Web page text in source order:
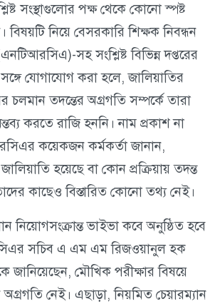
সংস্থাগুলোর পক্ষ থেকে কোনো স্পষ্ট
বিষয়টি নিয়ে বেসরকারি শিক্ষক নিবন্ধন
সহ সংশ্লিষ্ট বিভিন্ন দপ্তরের
যোগাযোগ করা হলে, জালিয়াতির
চলমান তদন্তের অগ্রগতি সম্পর্কে তারা
করতে রাজি হননি। নাম প্রকাশ না
কয়েকজন কর্মকর্তা জানান,
হয়েছে বা কোন প্রক্রিয়ায় তদন্ত
কাছেও বিস্তারিত কোনো তথ্য নেই।
নিয়োগসংক্রান্ত ভাইভা কবে অনুষ্ঠিত হবে
সচিব এ এম এম রিজওয়ানুল হক
জানিয়েছেন, মৌখিক পরীক্ষার বিষয়ে
নেই। এছাড়া, নিয়মিত চেয়ারম্যান